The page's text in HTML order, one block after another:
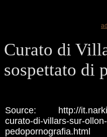
Curato di
sospettato di
Source: http://
curato-di-villars-sur-
pedopornografia.html